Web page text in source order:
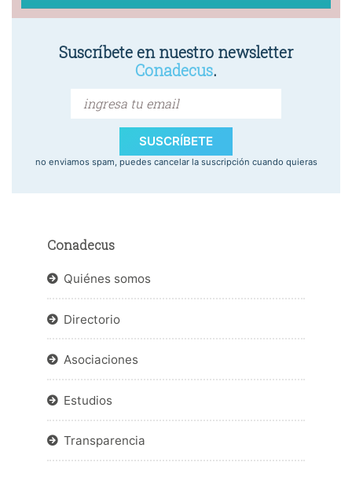
Suscríbete en nuestro newsletter
Conadecus.
SUSCRÍBETE
no enviamos spam, puedes cancelar la suscripción cuando quieras
Conadecus
Quiénes somos
Directorio
Asociaciones
Estudios
Transparencia